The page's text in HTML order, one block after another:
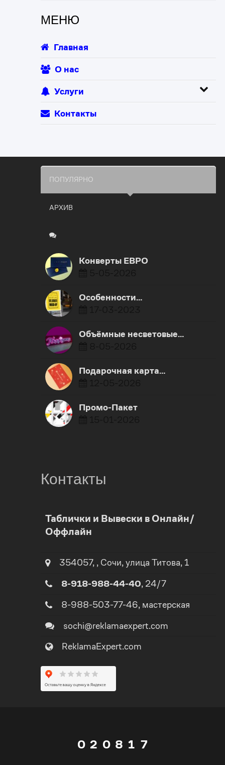
МЕНЮ
Главная
О нас
Услуги
Контакты
ПОПУЛЯРНО
АРХИВ
Конверты ЕВРО
​Особенности…
Объёмные несветовые…
Подарочная карта…
Промо-Пакет
Контакты
Таблички и Вывески в Онлайн/
Оффлайн
354057, , Сочи, улица Титова, 1
8-918-988-44-40, 24/7
8-988-503-77-46, мастерская
sochi@reklamaexpert.com
ReklamaExpert.com
0
0
2 0
2
4
5
8 1
1
3
4
7